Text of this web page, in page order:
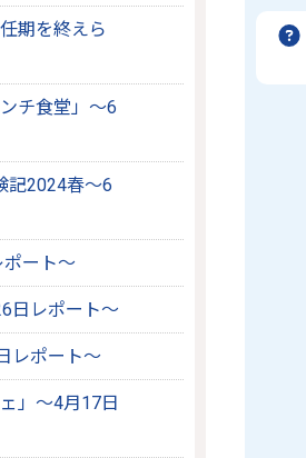
期を終えら
チ食堂」～6
記2024春～6
ート～
日レポート～
レポート～
」～4月17日